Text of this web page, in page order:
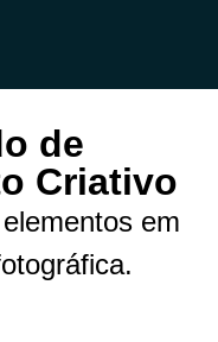
de
Criativo
em